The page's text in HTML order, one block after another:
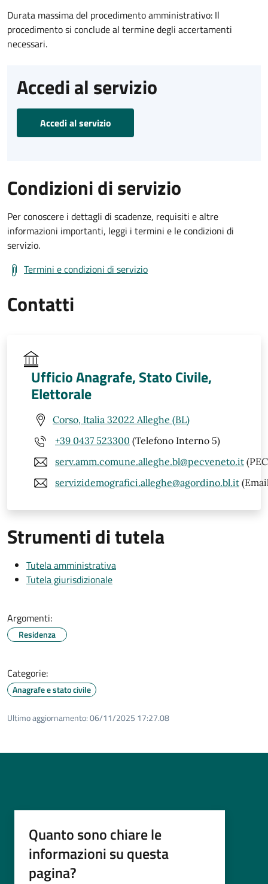
Durata massima del procedimento amministrativo: Il
procedimento si conclude al termine degli accertamenti
necessari.
Accedi al servizio
Accedi al servizio
Condizioni di servizio
Per conoscere i dettagli di scadenze, requisiti e altre
informazioni importanti, leggi i termini e le condizioni di
servizio.
Termini e condizioni di servizio
Contatti
Ufficio Anagrafe, Stato Civile,
Elettorale
Corso, Italia 32022 Alleghe (BL)
+39 0437 523300 (Telefono Interno 5)
serv.amm.comune.alleghe.bl@pecveneto.it
servizidemografici.alleghe@agordino.bl.it
Strumenti di tutela
Tutela amministrativa
Tutela giurisdizionale
Argomenti:
Residenza
Categorie:
Anagrafe e stato civile
Ultimo aggiornamento:06/11/2025 17:27.08
Quanto sono chiare le
informazioni su questa
pagina?